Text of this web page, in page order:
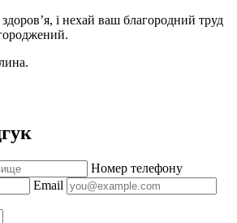
і ​​нехай ваш благородний труд
Номер телефону
Email